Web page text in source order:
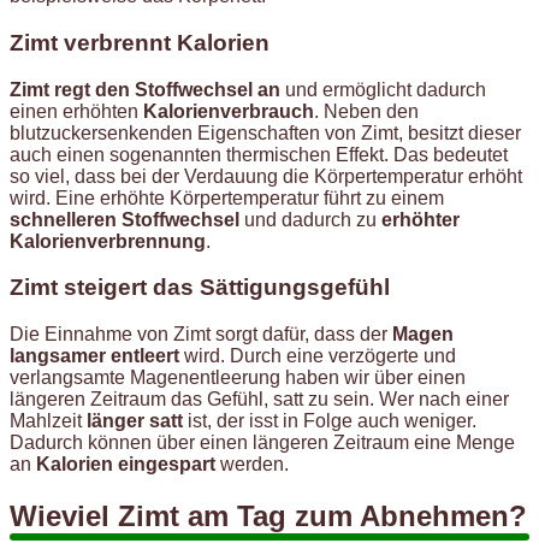
Zimt verbrennt Kalorien
Zimt regt den Stoffwechsel an und ermöglicht dadurch
einen erhöhten Kalorienverbrauch. Neben den
blutzuckersenkenden Eigenschaften von Zimt, besitzt dieser
auch einen sogenannten thermischen Effekt. Das bedeutet
so viel, dass bei der Verdauung die Körpertemperatur erhöht
wird. Eine erhöhte Körpertemperatur führt zu einem
schnelleren Stoffwechsel und dadurch zu erhöhter
Kalorienverbrennung.
Zimt steigert das Sättigungsgefühl
Die Einnahme von Zimt sorgt dafür, dass der Magen
langsamer entleert wird. Durch eine verzögerte und
verlangsamte Magenentleerung haben wir über einen
längeren Zeitraum das Gefühl, satt zu sein. Wer nach einer
Mahlzeit länger satt ist, der isst in Folge auch weniger.
Dadurch können über einen längeren Zeitraum eine Menge
an Kalorien eingespart werden.
Wieviel Zimt am Tag zum Abnehmen?